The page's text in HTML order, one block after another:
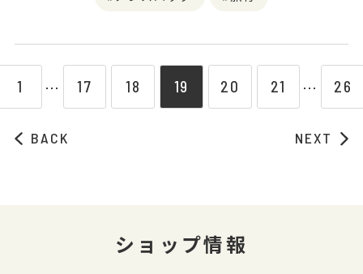
BACK
1 ⋯ 17 18 19 20 21 ⋯ 26
NEXT
ショップ情報